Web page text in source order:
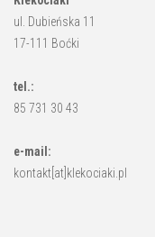
ul. Dubieńska 11
17-111 Boćki
tel.:
85 731 30 43
e-mail:
kontakt[at]klekociaki.pl